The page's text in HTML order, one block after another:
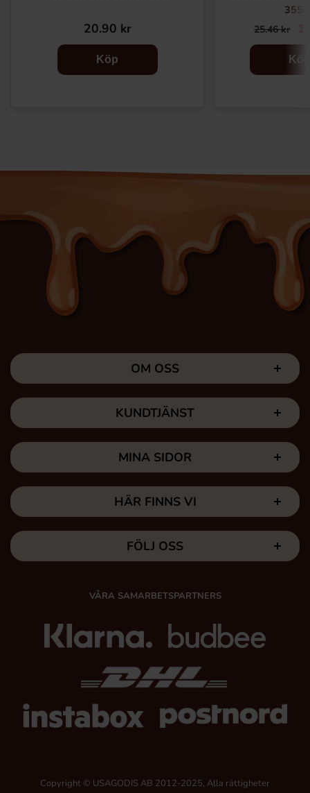
20.90 kr
Köp
25.46 kr
Köp
OM OSS
KUNDTJÄNST
MINA SIDOR
HÄR FINNS VI
FÖLJ OSS
VÅRA SAMARBETSPARTNERS
Copyright © USAGODIS AB 2012-2025, Alla rättigheter